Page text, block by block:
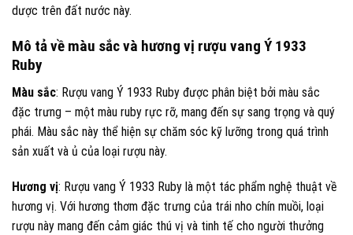
dược trên đất nước này.
Mô tả về màu sắc và hương vị rượu vang Ý 1933
Ruby
Màu sắc: Rượu vang Ý 1933 Ruby được phân biệt bởi màu sắc
đặc trưng – một màu ruby rực rỡ, mang đến sự sang trọng và quý
phái. Màu sắc này thể hiện sự chăm sóc kỹ lưỡng trong quá trình
sản xuất và ủ của loại rượu này.
Hương vị: Rượu vang Ý 1933 Ruby là một tác phẩm nghệ thuật về
hương vị. Với hương thơm đặc trưng của trái nho chín muồi, loại
rượu này mang đến cảm giác thú vị và tinh tế cho người thưởng